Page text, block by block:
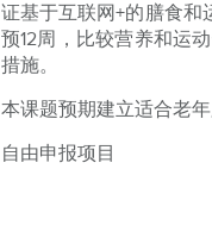
证基于互联网+的膳食和
预12周，比较营养和运
措施。
本课题预期建立适合老
自由申报项目